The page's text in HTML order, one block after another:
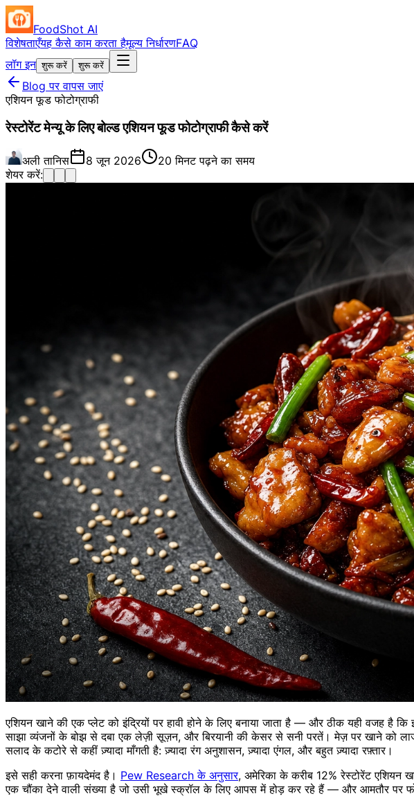
FoodShot AI
विशेषताएँयह कैसे काम करता हैमूल्य निर्धारणFAQ
लॉग इन शुरू करें शुरू करें
Blog पर वापस जाएं
एशियन फूड फोटोग्राफी
रेस्टोरेंट मेन्यू के लिए बोल्ड एशियन फूड फोटोग्राफी कैसे करें
अली तानिस 8 जून 2026
20 मिनट पढ़ने का समय
शेयर करें:
एशियन खाने की एक प्लेट को इंद्रियों पर हावी होने के लिए बनाया जाता है — और ठीक यही वजह है
साझा व्यंजनों के बोझ से दबा एक लेज़ी सूज़न, और बिरयानी की केसर से सनी परतें। मेज़ पर खाने को
सलाद के कटोरे से कहीं ज़्यादा माँगती है: ज़्यादा रंग अनुशासन, ज़्यादा एंगल, और बहुत ज़्यादा रफ़्तार।
इसे सही करना फ़ायदेमंद है। Pew Research के अनुसार, अमेरिका के करीब 12% रेस्टोरेंट एशियन
एक चौंका देने वाली संख्या है जो उसी भूखे स्क्रॉल के लिए आपस में होड़ कर रहे हैं — और आमतौर पर